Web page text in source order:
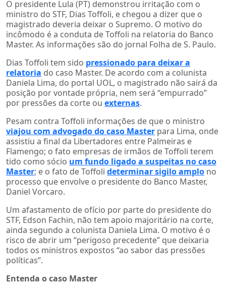
O presidente Lula (PT) demonstrou irritação com o
ministro do STF, Dias Toffoli, e chegou a dizer que o
magistrado deveria deixar o Supremo. O motivo do
incômodo é a conduta de Toffoli na relatoria do Banco
Master. As informações são do jornal Folha de S. Paulo.
Dias Toffoli tem sido pressionado para deixar a
relatoria do caso Master. De acordo com a colunista
Daniela Lima, do portal UOL, o magistrado não sairá da
posição por vontade própria, nem será “empurrado”
por pressões da corte ou externas.
Pesam contra Toffoli informações de que o ministro
viajou com advogado do caso Master para Lima, onde
assistiu a final da Libertadores entre Palmeiras e
Flamengo; o fato empresas de irmãos de Toffoli terem
tido como sócio um fundo ligado a suspeitas no caso
Master; e o fato de Toffoli determinar sigilo amplo no
processo que envolve o presidente do Banco Master,
Daniel Vorcaro.
Um afastamento de ofício por parte do presidente do
STF, Edson Fachin, não tem apoio majoritário na corte,
ainda segundo a colunista Daniela Lima. O motivo é o
risco de abrir um “perigoso precedente” que deixaria
todos os ministros expostos “ao sabor das pressões
políticas”.
Entenda o caso Master